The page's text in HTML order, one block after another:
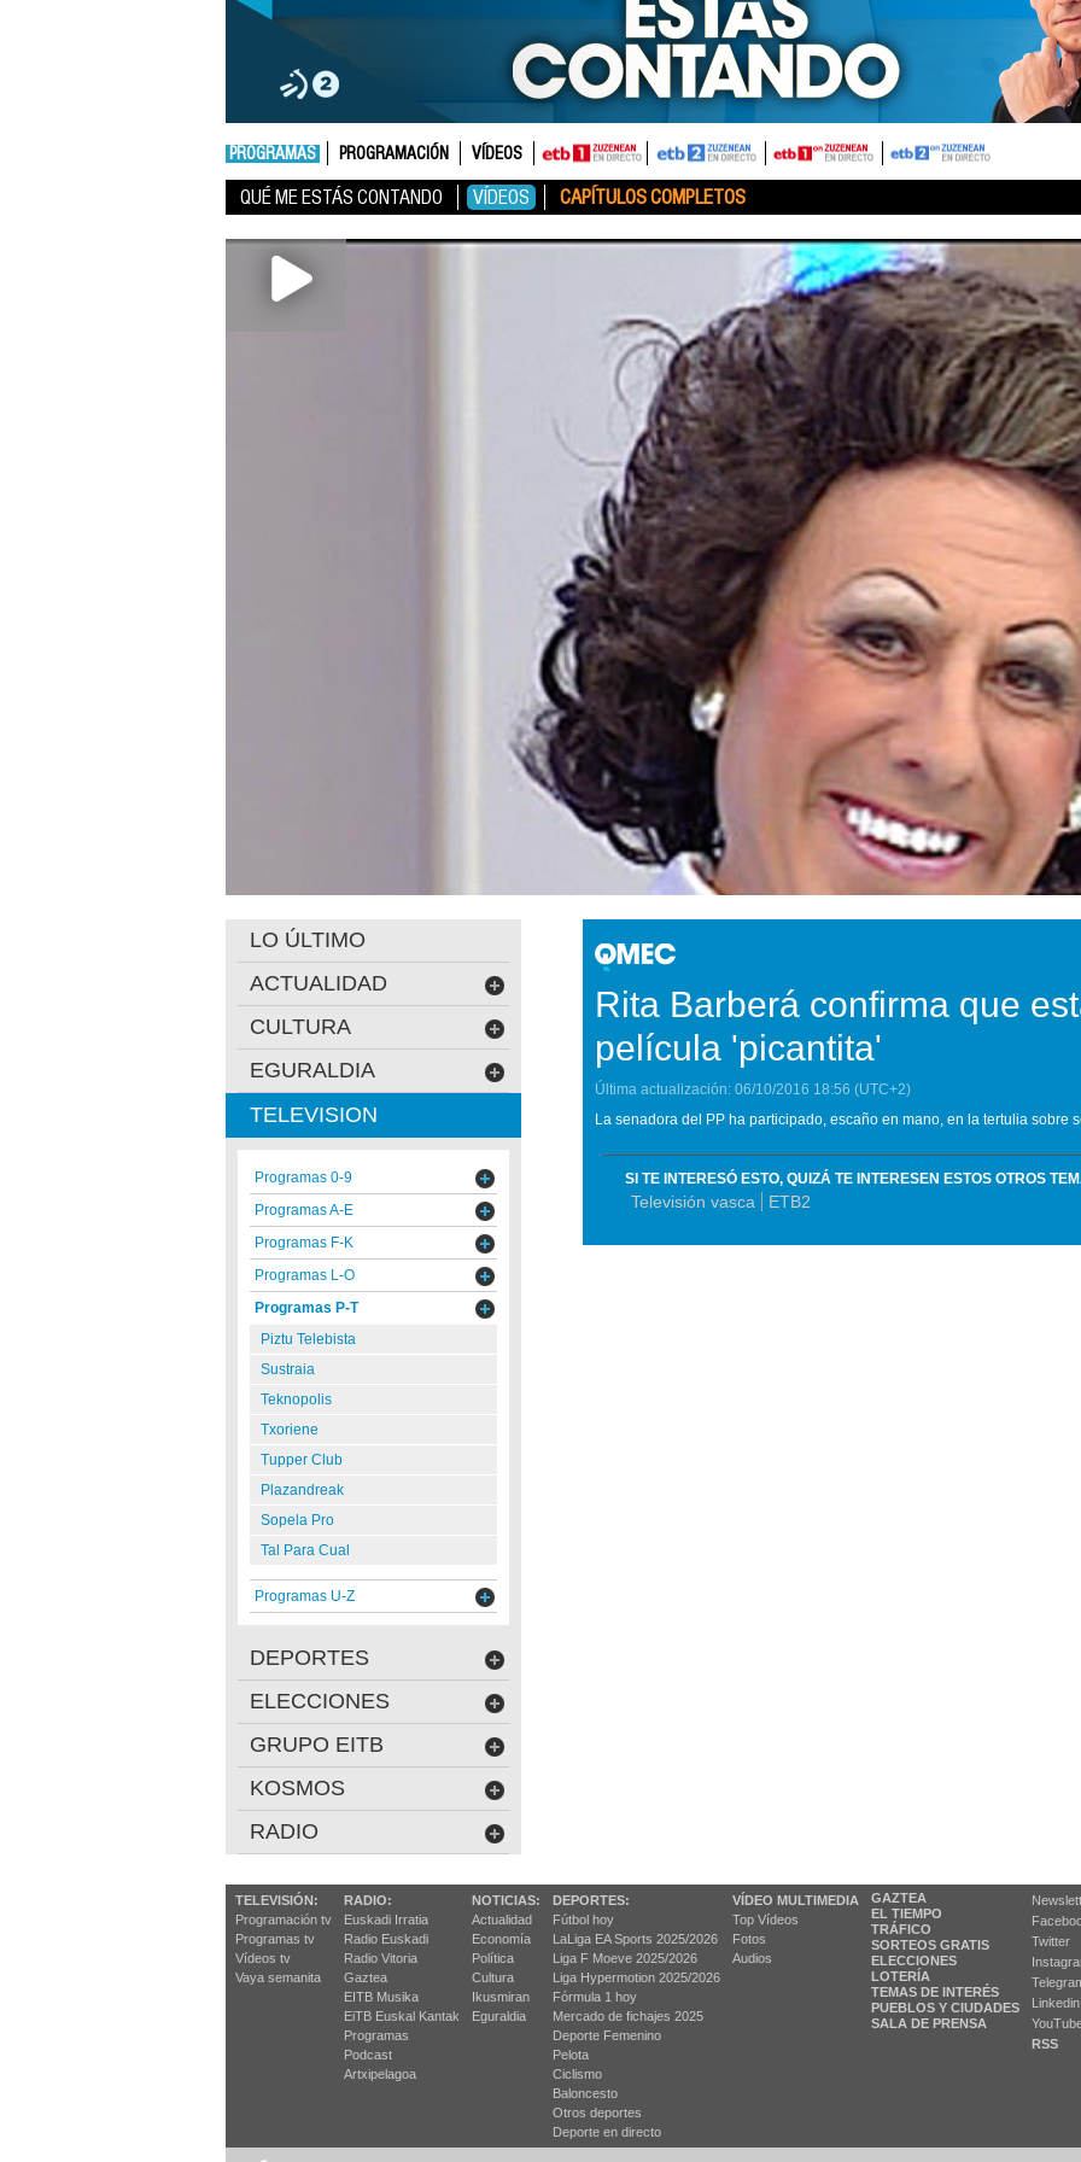
PROGRAMAS PROGRAMACIÓN VÍDEOS
QUÉ ME ESTÁS CONTANDO VÍDEOS CAPÍTULOS COMPLETOS
Rita Barberá confirma que
película 'picantita'
Última actualización: 06/10/2016 18:56 (UTC+2)
La senadora del PP ha participado, escaño en mano, en la tertulia sobre
SI TE INTERESÓ ESTO, QUIZÁ TE INTERESEN ESTOS OTROS
Televisión vasca ETB2
LO ÚLTIMO
ACTUALIDAD
CULTURA
EGURALDIA
TELEVISION
Programas 0-9
Programas A-E
Programas F-K
Programas L-O
Programas P-T
Piztu Telebista
Sustraia
Teknopolis
Txoriene
Tupper Club
Plazandreak
Sopela Pro
Tal Para Cual
Programas U-Z
DEPORTES
ELECCIONES
GRUPO EITB
KOSMOS
RADIO
TELEVISIÓN:
Programación tv
Programas tv
Vídeos tv
Vaya semanita
RADIO:
Euskadi Irratia
Radio Euskadi
Radio Vitoria
Gaztea
EITB Musika
EiTB Euskal Kantak
Programas
Podcast
Artxipelagoa
NOTICIAS:
Actualidad
Economía
Política
Cultura
Ikusmiran
Eguraldia
DEPORTES:
Fútbol hoy
LaLiga EA Sports 2025/2026
Liga F Moeve 2025/2026
Liga Hypermotion 2025/2026
Fórmula 1 hoy
Mercado de fichajes 2025
Deporte Femenino
Pelota
Ciclismo
Baloncesto
Otros deportes
Deporte en directo
VÍDEO MULTIMEDIA
Top Vídeos
Fotos
Audios
GAZTEA
EL TIEMPO
TRÁFICO
SORTEOS GRATIS
ELECCIONES
LOTERÍA
TEMAS DE INTERÉS
PUEBLOS Y CIUDADES
SALA DE PRENSA
Twitter
Linkedin
RSS